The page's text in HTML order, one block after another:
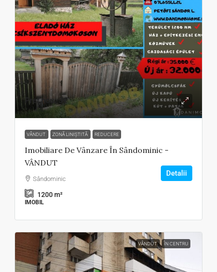
Preț nou:3€
VÂNDUT ZONĂ LINIȘTITĂ REDUCERE
Imobiliare De Vânzare În Sândominic -
VÂNDUT
Sândominic
1200m²
IMOBIL
Detalii
VÂNDUT ÎN CENTRU